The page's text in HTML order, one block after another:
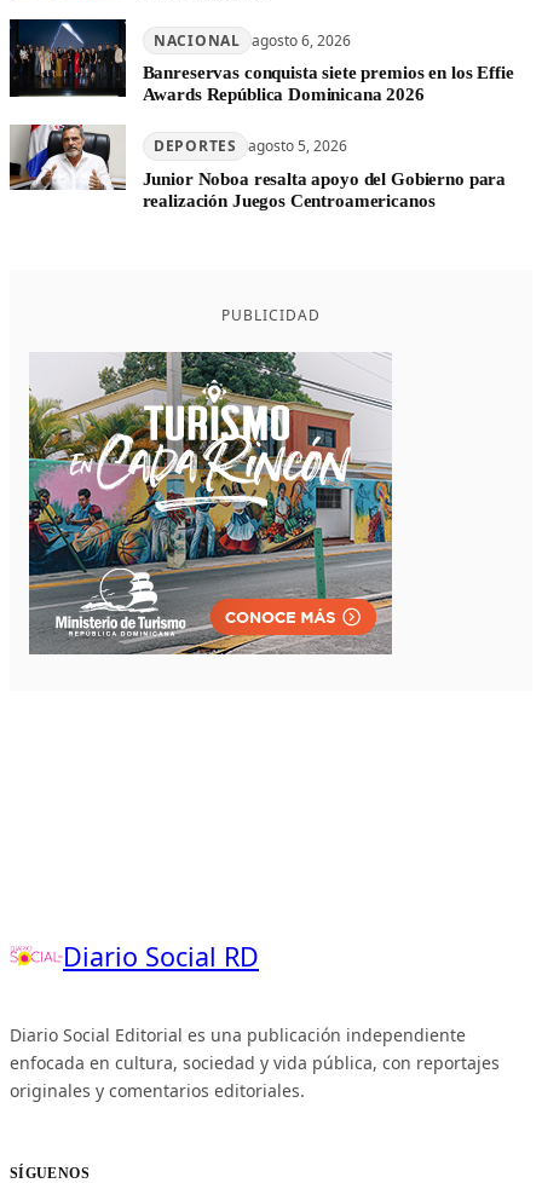
NACIONAL agosto 6, 2026
Banreservas conquista siete premios en los Effie
Awards República Dominicana 2026
DEPORTES agosto 5, 2026
Junior Noboa resalta apoyo del Gobierno para
realización Juegos Centroamericanos
PUBLICIDAD
Diario Social RD
Diario Social Editorial es una publicación independiente
enfocada en cultura, sociedad y vida pública, con reportajes
originales y comentarios editoriales.
SÍGUENOS